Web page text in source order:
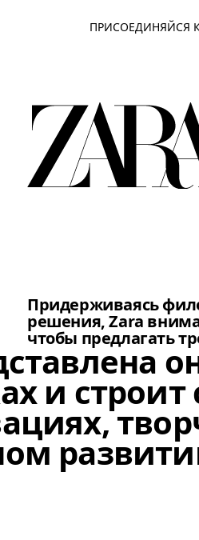
ПРИСОЕДИНЯЙСЯ
одета в струящееся
Придерживаясь
решения, Zara
чтобы предлагать
и